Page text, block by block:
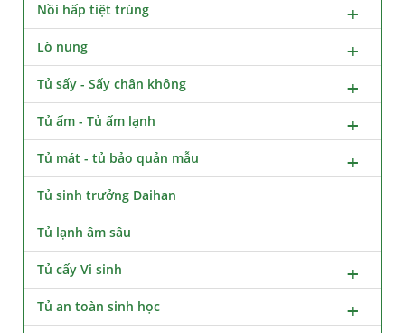
Nồi hấp tiệt trùng
Lò nung
Tủ sấy - Sấy chân không
Tủ ấm - Tủ ấm lạnh
Tủ mát - tủ bảo quản mẫu
Tủ sinh trưởng Daihan
Tủ lạnh âm sâu
Tủ cấy Vi sinh
Tủ an toàn sinh học